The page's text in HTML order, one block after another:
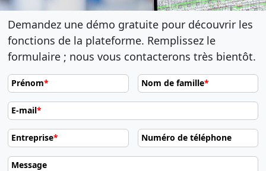
Demandez une démo gratuite pour découvrir les
fonctions de la plateforme. Remplissez le
formulaire ; nous vous contacterons très bientôt.
Prénom* Nom de famille*
Entreprise*
E-mail*
Numéro de téléphone
Message